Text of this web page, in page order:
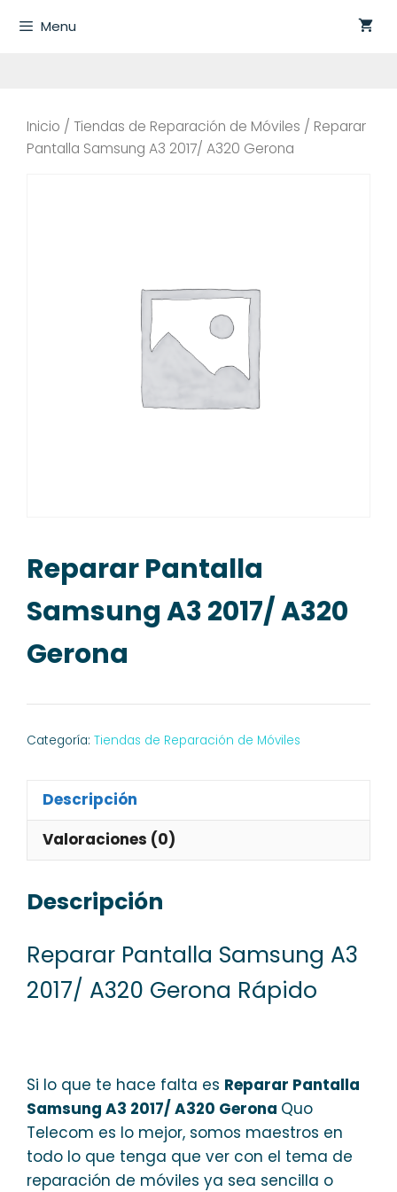
Menu
Inicio / Tiendas de Reparación de Móviles / Reparar
Pantalla Samsung A3 2017/ A320 Gerona
Reparar Pantalla
Samsung A3 2017/ A320
Gerona
Categoría: Tiendas de Reparación de Móviles
Descripción
Valoraciones (0)
Descripción
Reparar Pantalla Samsung A3
2017/ A320 Gerona Rápido
Si lo que te hace falta es Reparar Pantalla
Samsung A3 2017/ A320 Gerona Quo
Telecom es lo mejor, somos maestros en
todo lo que tenga que ver con el tema de
reparación de móviles ya sea sencilla o